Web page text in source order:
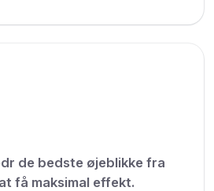
de bedste øjeblikke fra
få maksimal effekt.